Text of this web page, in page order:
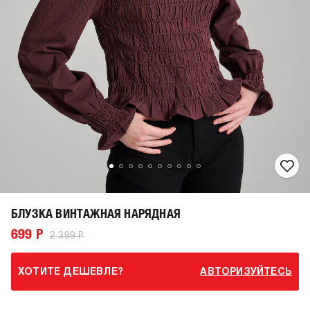
БЛУЗКА ВИНТАЖНАЯ НАРЯДНАЯ
699 Р 2 399 Р
ХОТИТЕ ДЕШЕВЛЕ? АВТОРИЗУЙТЕСЬ